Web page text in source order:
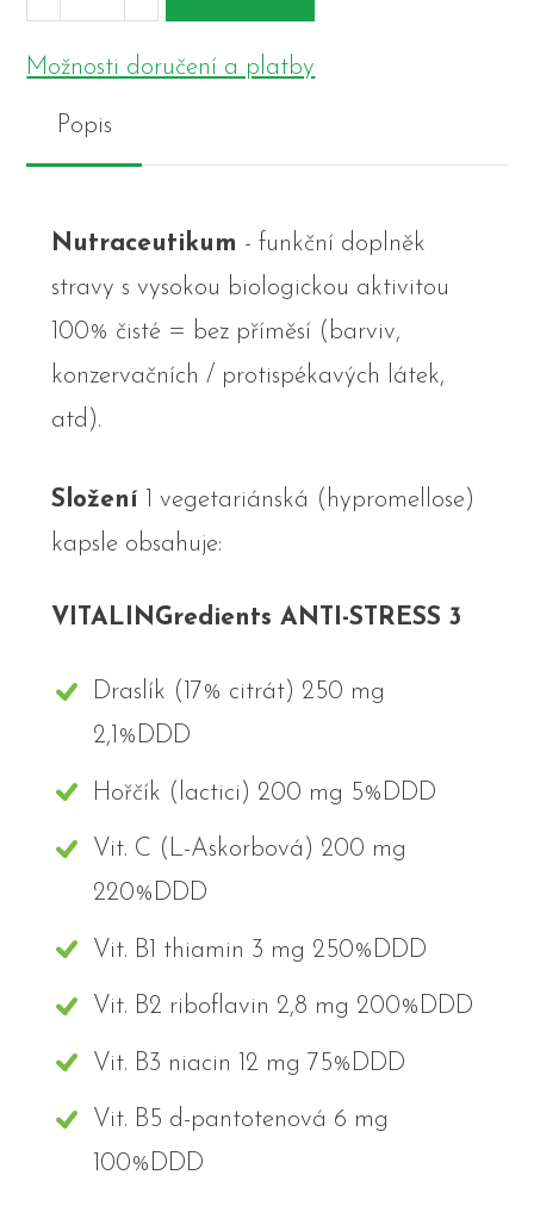
Možnosti doručení a platby
Popis
Nutraceutikum - funkční doplněk
stravy s vysokou biologickou aktivitou
100% čisté = bez příměsí (barviv,
konzervačních / protispékavých látek,
atd).
Složení
1 vegetariánská (hypromellose)
kapsle obsahuje:
VITALINGredients ANTI-STRESS 3
Draslík (17% citrát) 250 mg
2,1%DDD
Hořčík (lactici) 200 mg 5%DDD
Vit. C (L-Askorbová) 200 mg
220%DDD
Vit. B1 thiamin 3 mg 250%DDD
Vit. B2 riboflavin 2,8 mg 200%DDD
Vit. B3 niacin 12 mg 75%DDD
Vit. B5 d-pantotenová 6 mg
100%DDD